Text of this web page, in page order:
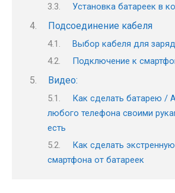
Установка батареек в
Подсоединение кабеля
Выбор кабеля для
Подключение к
Видео:
Как сделать батарею /
любого телефона своими
есть
Как сделать
смартфона от батареек